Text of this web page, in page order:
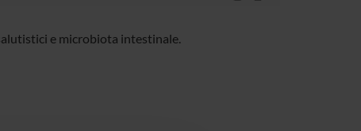
e microbiota intestinale.